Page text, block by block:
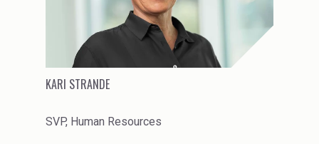
KARI STRANDE
SVP, Human Resources